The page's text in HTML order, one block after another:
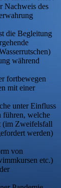
Nachweis des
die Begleitung
während
fortbewegen
mit einer
unter Einfluss
führen, welche
(im Zweifelsfall
werden)
von
etc.)